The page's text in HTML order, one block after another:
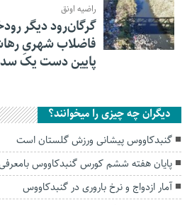
راضیه اونق
گرگان‌رود دیگر
فاضلاب شهریِ
پایین دست یک
دیگران چه چیزی را میخوانند؟
گنبدکاووس پیشانی ورزش گلستان است
پایان هفته ششم کورس گنبدکاووس
آمار ازدواج و نرخ باروری در گنبدکاووس